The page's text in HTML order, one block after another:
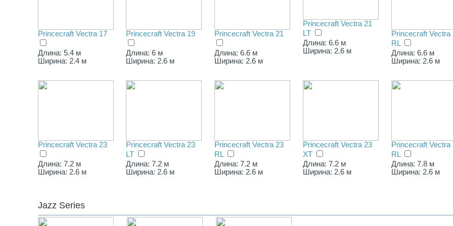
Princecraft Vectra 17
Длина: 5.4 м
Ширина: 2.4 м
Princecraft Vectra 19
Длина: 6 м
Ширина: 2.6 м
Princecraft Vectra 21
Длина: 6.6 м
Ширина: 2.6 м
Princecraft Vectra 21
LT
Длина: 6.6 м
Ширина: 2.6 м
Princecraft Vectra
RL
Длина: 6.6 м
Ширина: 2.6 м
Princecraft Vectra 23
Длина: 7.2 м
Ширина: 2.6 м
Princecraft Vectra 23
LT
Длина: 7.2 м
Ширина: 2.6 м
Princecraft Vectra 23
RL
Длина: 7.2 м
Ширина: 2.6 м
Princecraft Vectra 23
XT
Длина: 7.2 м
Ширина: 2.6 м
Princecraft Vectra
RL
Длина: 7.8 м
Ширина: 2.6 м
Jazz Series